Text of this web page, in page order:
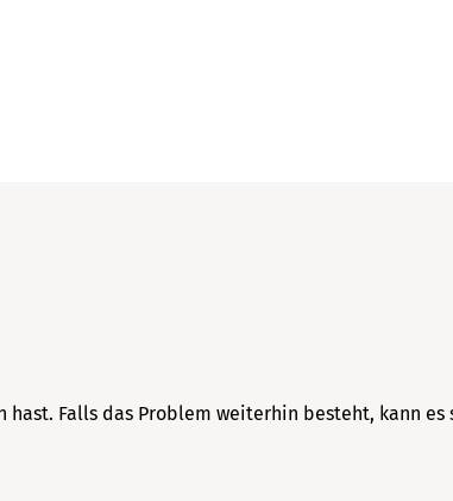
Falls das Problem weiterhin besteht, kann